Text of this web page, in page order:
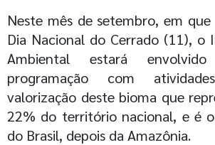
Neste mês de setembro, em
Dia Nacional do Cerrado (11), o
Ambiental estará
programação com
valorização deste bioma que
22% do território nacional, e é
do Brasil, depois da Amazônia.